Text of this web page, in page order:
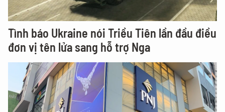
Tình báo Ukraine nói Triều Tiên lần đầu điều
đơn vị tên lửa sang hỗ trợ Nga